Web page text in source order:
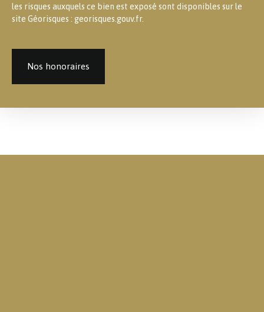
les risques auxquels ce bien est exposé sont disponibles sur le
site Géorisques : georisques.gouv.fr.
Nos honoraires